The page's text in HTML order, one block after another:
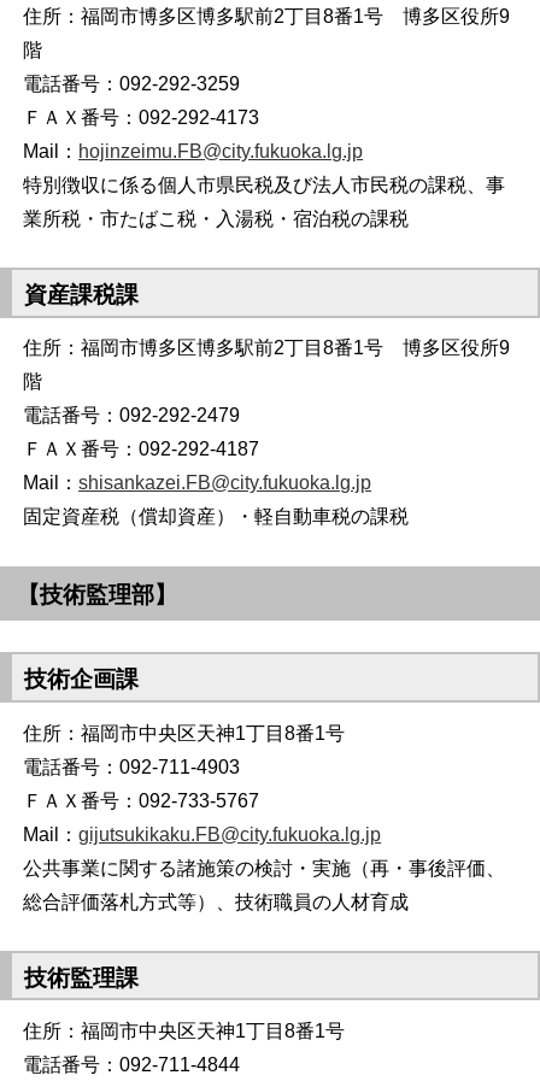
住所：福岡市博多区博多駅前2丁目8番1号 博多区役所9
階
電話番号：092-292-3259
ＦＡＸ番号：092-292-4173
Mail： hojinzeimu.FB@city.fukuoka.lg.jp
特別徴収に係る個人市県民税及び法人市民税の課税、事
業所税・市たばこ税・入湯税・宿泊税の課税
資産課税課
住所：福岡市博多区博多駅前2丁目8番1号 博多区役所9
階
電話番号：092-292-2479
ＦＡＸ番号：092-292-4187
Mail：shisankazei.FB@city.fukuoka.lg.jp
固定資産税（償却資産）・軽自動車税の課税
【技術監理部】
技術企画課
住所：福岡市中央区天神1丁目8番1号
電話番号：092-711-4903
ＦＡＸ番号：092-733-5767
Mail：gijutsukikaku.FB@city.fukuoka.lg.jp
公共事業に関する諸施策の検討・実施（再・事後評価、
総合評価落札方式等）、技術職員の人材育成
技術監理課
住所：福岡市中央区天神1丁目8番1号
電話番号：092-711-4844